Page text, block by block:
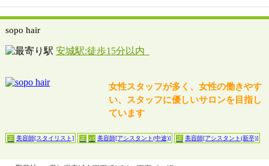
sopo hair
安城駅:徒歩15分以内
女性スタッフが多く、女性の働きやす
い、スタッフに優しいサロンを目指し
ています
正 美容師[スタイリスト] 正 パ 美容師[アシスタント(中途)] 正 美容師[アシスタント(新卒)]